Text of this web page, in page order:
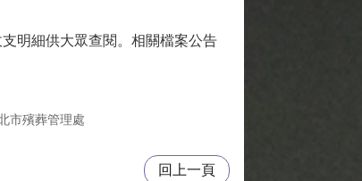
明細供大眾查閱。相關檔案公告
市殯葬管理處
回上一頁